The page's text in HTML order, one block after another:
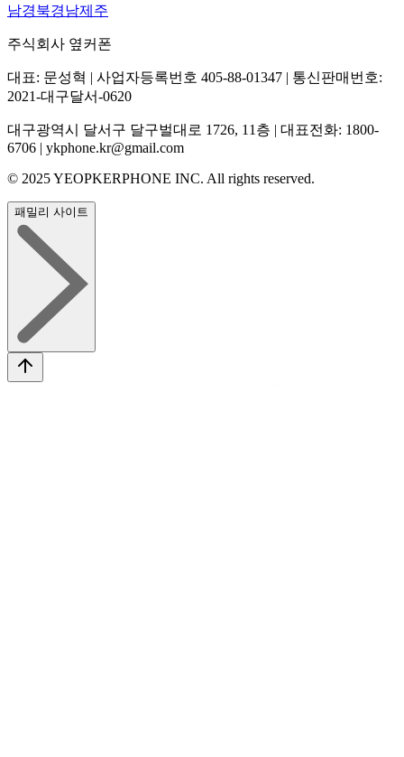
남경북경남제주
주식회사 옆커폰
대표: 문성혁 | 사업자등록번호 405-88-01347 | 통신판매번호:
2021-대구달서-0620
대구광역시 달서구 달구벌대로 1726, 11층 | 대표전화: 1800-
6706 | ykphone.kr@gmail.com
© 2025 YEOPKERPHONE INC. All rights reserved.
패밀리 사이트